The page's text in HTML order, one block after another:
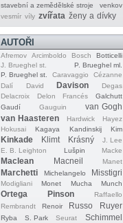
stavební a zemědělské stroje
venkov
vesmír víly zvířata ženy a dívky
AUTOŘI
Afremov Arcimboldo Bosch
Botticelli
J. Brueghel st.
P. Brueghel ml.
P. Brueghel st.
Caravaggio
Cézanne
Dalí
David Davison
Degas
Delacroix
Delon Francés
Galchutt
Gaudí
Gauguin
van Gogh
van Haasteren
Hardwick
Hayez
Hokusai
Kagaya Kandinskij Kim
Kinkade Klimt Krásný
J. Lee
E. B. Leighton
Lušpin Macke
Maclean Macneil Manet
Marchetti Michelangelo Misstigri
Modigliani Monet Mucha Munch
Ortega Pinson
Raffaello
Rembrandt
Renoir Russo Ruyer
Ryba S. Park Seurat
Schimmel